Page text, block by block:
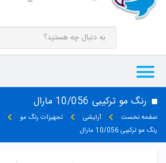
رنگ مو ترکیبی 10/056 مارال
صفحه نخست آرایشی تجهیزات رنگ مو
رنگ مو ترکیبی 10/056 مارال